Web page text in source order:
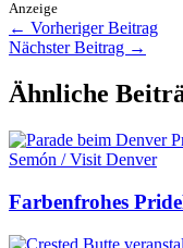
Anzeige
← Vorheriger Beitrag
Nächster Beitrag →
Ähnliche
Farbenfrohes